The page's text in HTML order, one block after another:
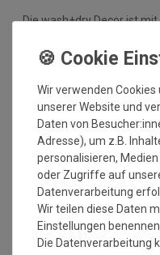
Die wash+dry Decor ist
Waschmaschine. Sie
Wäscherei geben. Legen
flach zum Trocknen aus.
wash+dry Decor
wie lange Qualität und
Einsatzbereich:
Die wash+dry Matte ist
trockenen und
Einsatzbereich ist
Außenbereich für
Wir verwenden
unserer Website und
Daten von
Adresse), um z.B.
personalisieren,
oder Zugriffe auf
Datenverarbeitung
Wir teilen diese Daten
Einstellungen benennen.
Die Datenverarbeitung